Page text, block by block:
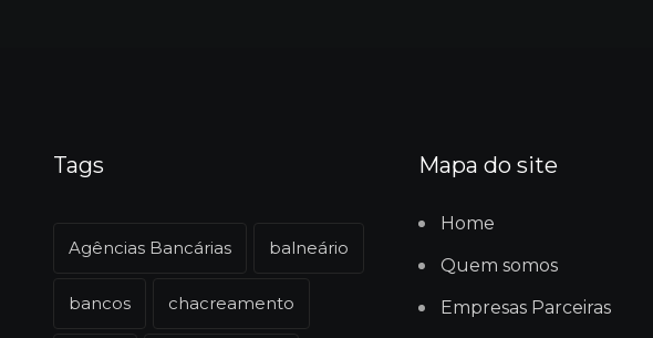
Tags
Agências Bancárias balneário
bancos chacreamento
Mapa do site
Home
Quem somos
Empresas Parceiras